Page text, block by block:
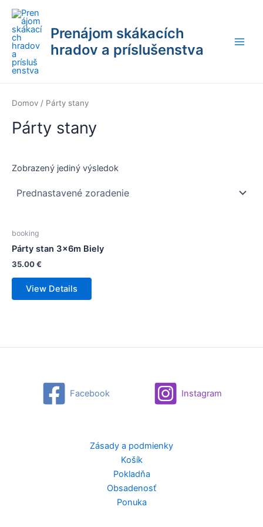
Preskočiť
obsah
Prenájom skákacích
hradov a príslušenstva
Domov / Párty stany
Párty stany
Zobrazený jediný výsledok
booking
Párty stan 3x6m Biely
35.00€
View Details
Facebook Instagram
Zásady a podmienky
Košík
Pokladňa
Obsadenosť
Ponuka